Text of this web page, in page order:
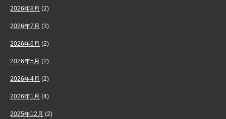
2026年8月 (2)
2026年7月 (3)
2026年6月 (2)
2026年5月 (2)
2026年4月 (2)
2026年1月 (4)
2025年12月 (2)